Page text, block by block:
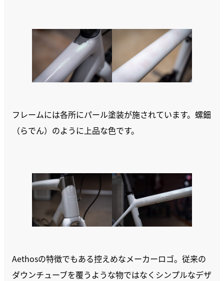
フレームには各所にパール塗装が施されています。螺鈿
（らでん）のように上品な色です。
Aethosの特徴でもある控えめなメーカーロゴ。従来の
ダウンチューブを覆うような物ではなくシンプルなデザ